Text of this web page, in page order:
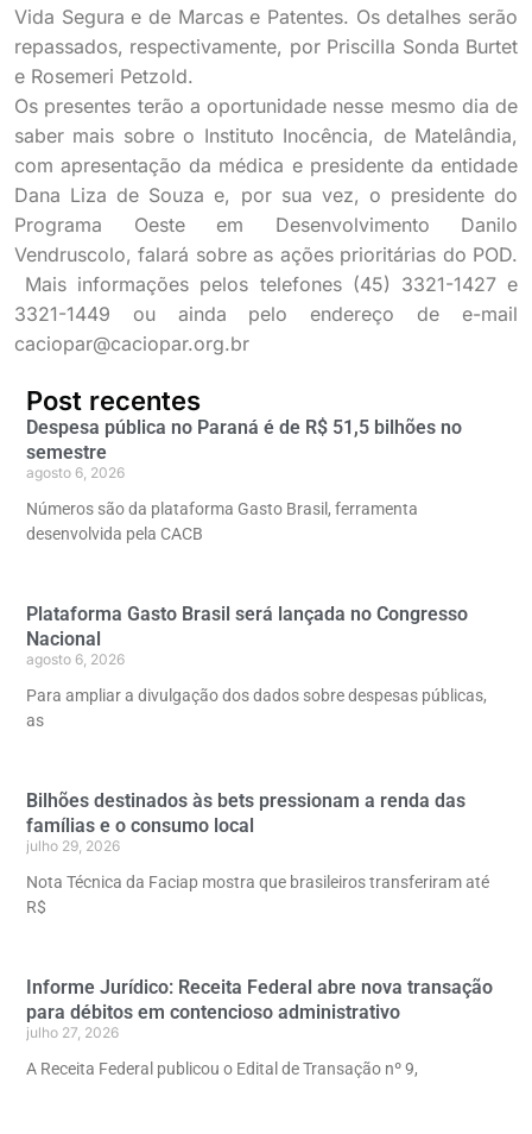
Vida Segura e de Marcas e Patentes. Os detalhes serão
repassados, respectivamente, por Priscilla Sonda Burtet
e Rosemeri Petzold.
Os presentes terão a oportunidade nesse mesmo dia de
saber mais sobre o Instituto Inocência, de Matelândia,
com apresentação da médica e presidente da entidade
Dana Liza de Souza e, por sua vez, o presidente do
Programa Oeste em Desenvolvimento Danilo
Vendruscolo, falará sobre as ações prioritárias do POD.
Mais informações pelos telefones (45) 3321-1427 e
3321-1449 ou ainda pelo endereço de e-mail
caciopar@caciopar.org.br
Post recentes
Despesa pública no Paraná é de R$ 51,5 bilhões no
semestre
agosto 6, 2026
Números são da plataforma Gasto Brasil, ferramenta
desenvolvida pela CACB
Plataforma Gasto Brasil será lançada no Congresso
Nacional
agosto 6, 2026
Para ampliar a divulgação dos dados sobre despesas públicas,
as
Bilhões destinados às bets pressionam a renda das
famílias e o consumo local
julho 29, 2026
Nota Técnica da Faciap mostra que brasileiros transferiram até
R$
Informe Jurídico: Receita Federal abre nova transação
para débitos em contencioso administrativo
julho 27, 2026
A Receita Federal publicou o Edital de Transação nº 9,